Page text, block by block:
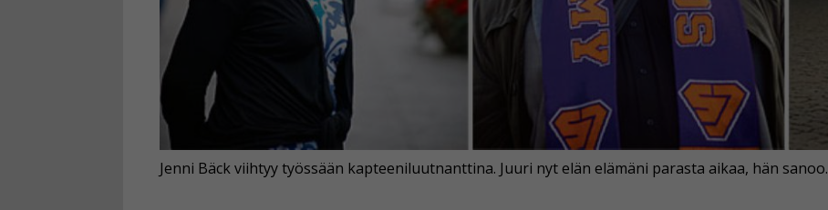
Jenni Bäck viihtyy työssään kapteeniluutnanttina. Juuri nyt elän elämäni parasta aikaa, hän sanoo.